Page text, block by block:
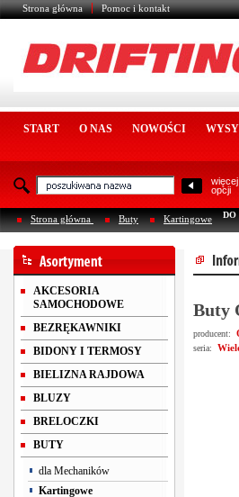
Strona główna Pomoc i kontakt
START O NAS NOWOŚCI
więcej
opcji
DO
Strona główna Buty Kartingowe
AKCESORIA
SAMOCHODOWE
BEZRĘKAWNIKI
BIDONY I TERMOSY
BIELIZNA RAJDOWA
BLUZY
BRELOCZKI
BUTY
dla Mechaników
Kartingowe
Buty
producent:
seria: